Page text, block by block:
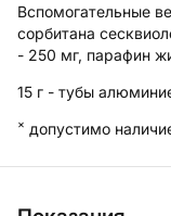
Вспомогательные
сорбитана
- 250 мг, парафин
15 г - тубы
× допустимо